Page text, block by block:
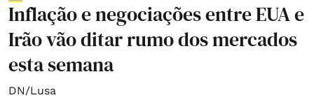
Inflação e negociações entre EUA e
Irão vão ditar rumo dos mercados
esta semana
DN/Lusa